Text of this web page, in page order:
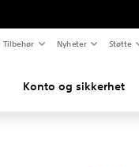
Tilbehør Nyheter Støtte
Konto og sikkerhet